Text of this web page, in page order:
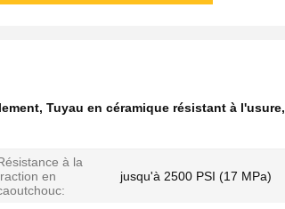
, Tuyau en céramique résistant à l'usure,
à la
en
jusqu'à 2500 PSI (17 MPa)